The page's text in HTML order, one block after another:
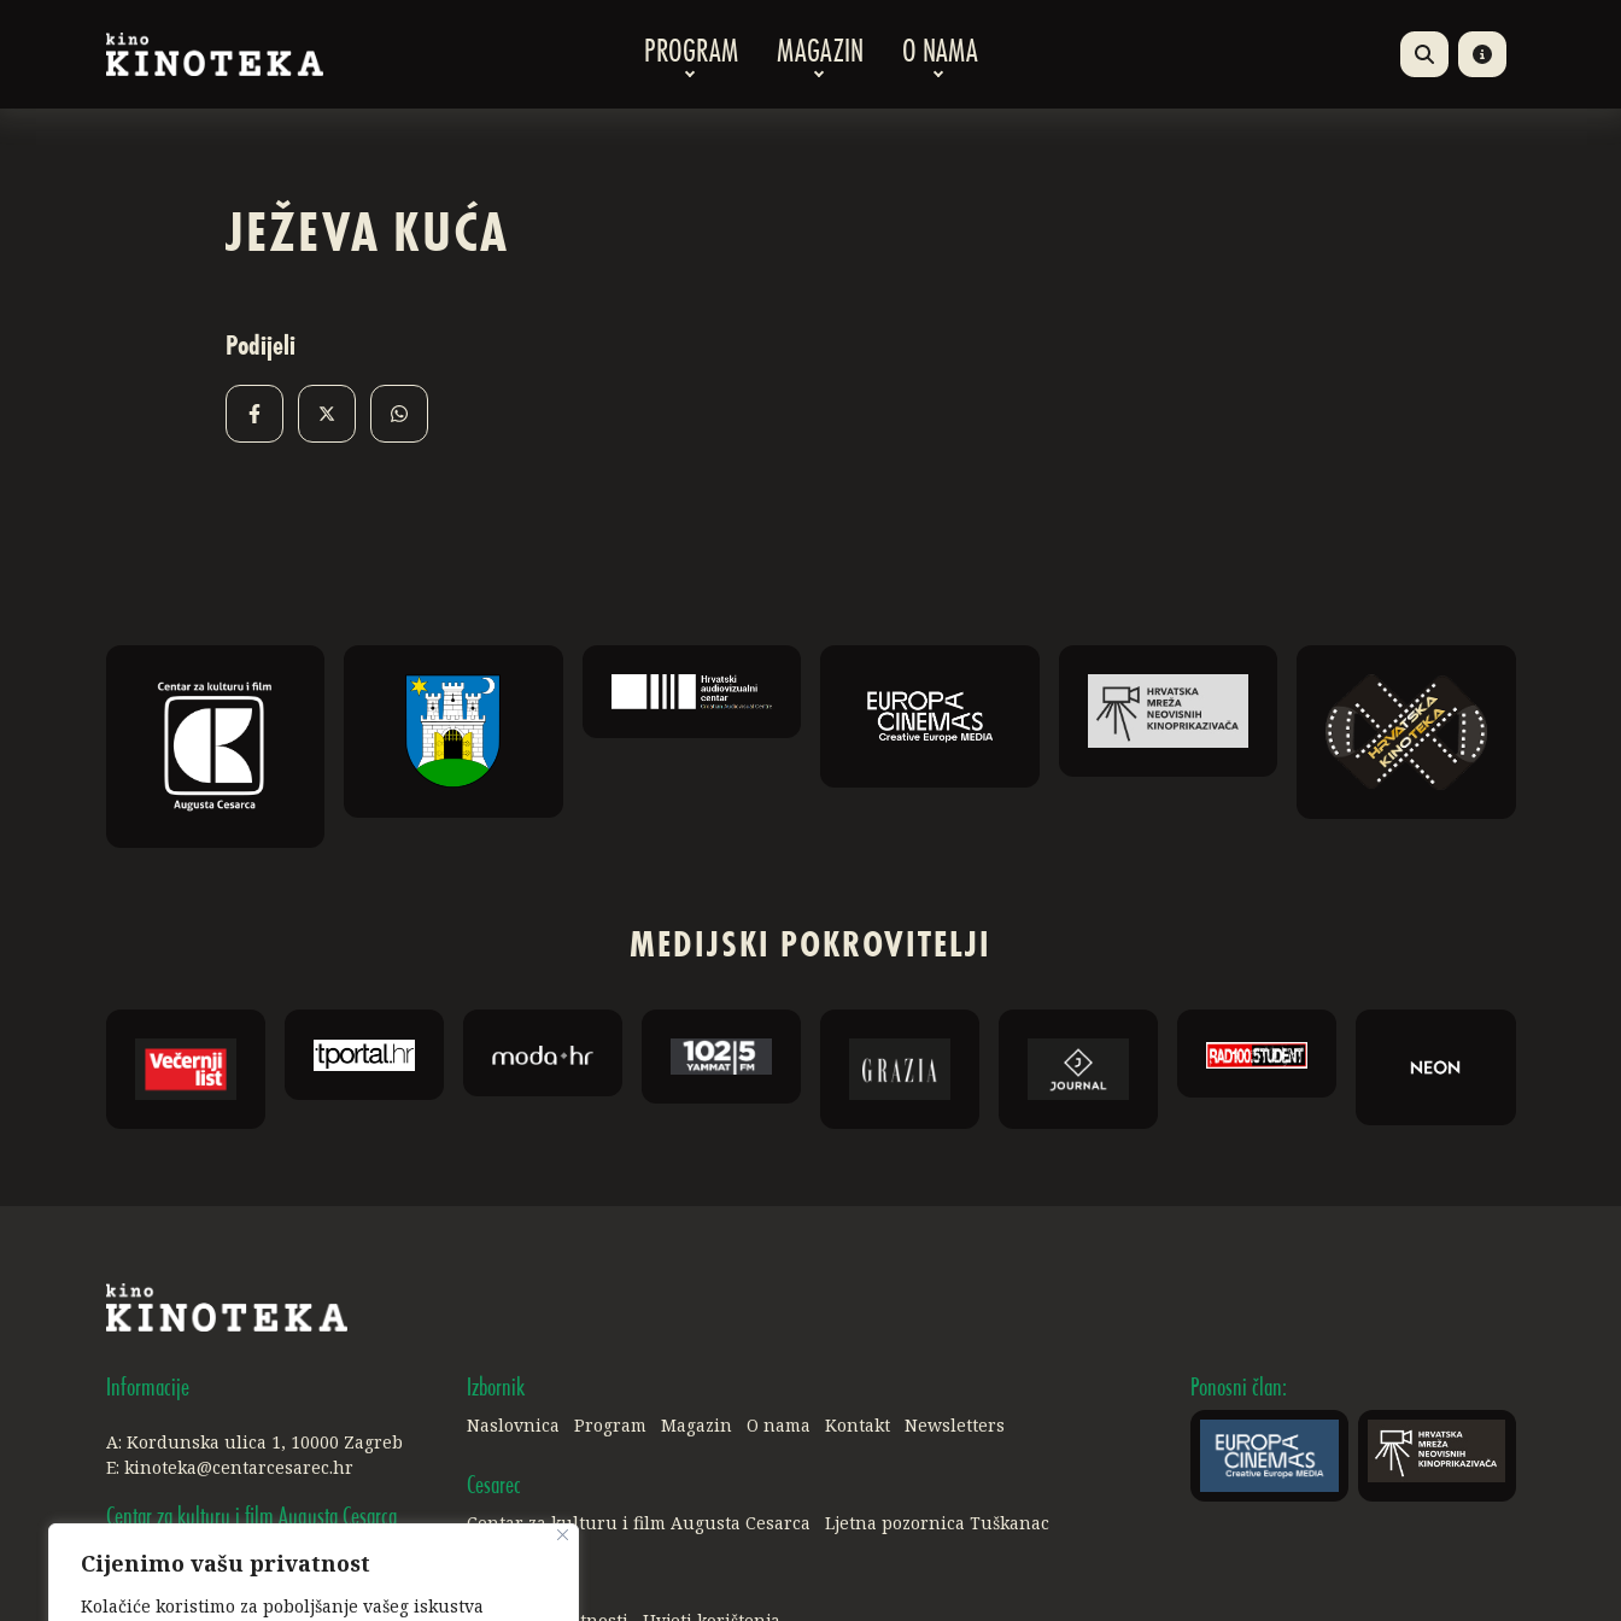
Cijenimo vašu privatnost
Kolačiće koristimo za poboljšanje vašeg iskustva
PROGRAM MAGAZIN O NAMA
JEŽEVA KUĆA
Podijeli
MEDIJSKI POKROVITELJI
Informacije
A: Kordunska ulica 1, 10000 Zagreb
E: kinoteka@centarcesarec.hr
Centar za kulturu i film Augusta Cesarca
A: Ilica 227, 1. i 3. kat, 10000 Zagreb
E:info@centarcesarec.hr
Izbornik
Naslovnica Program Magazin O nama Kontakt Newsletters
Cesarec
Centar za kulturu i film Augusta Cesarca Ljetna pozornica Tuškanac
Ponosni član: